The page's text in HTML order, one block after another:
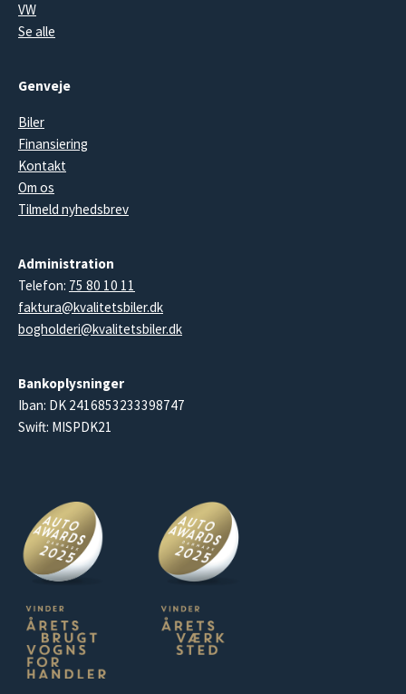
VW
Se alle
Genveje
Biler
Finansiering
Kontakt
Om os
Tilmeld nyhedsbrev
Administration
Telefon: 75 80 10 11
faktura@kvalitetsbiler.dk
bogholderi@kvalitetsbiler.dk
Bankoplysninger
Iban: DK 2416853233398747
Swift: MISPDK21